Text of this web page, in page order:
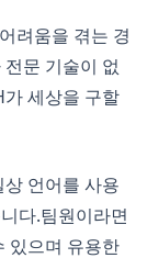
려움을 겪는 경
문 기술이 없
가 세상을 구할
언어를 사용
다.팀원이라면
있으며 유용한